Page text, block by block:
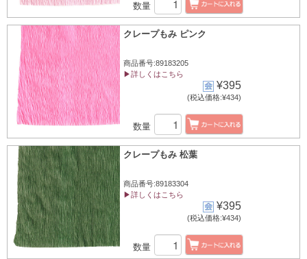
数量
クレープもみ ピンク
商品番号:89183205
▶詳しくはこちら
¥395
(税込価格:¥434)
数量
クレープもみ 松葉
商品番号:89183304
▶詳しくはこちら
¥395
(税込価格:¥434)
数量